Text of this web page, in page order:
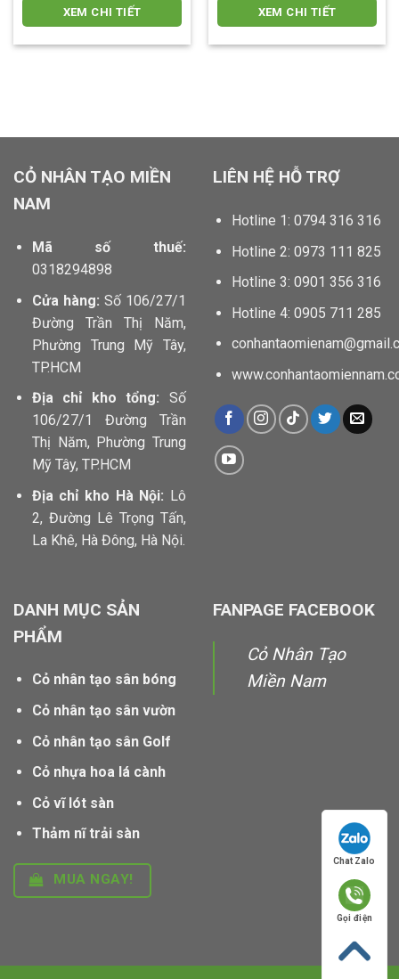
XEM CHI TIẾT XEM CHI TIẾT
CỎ NHÂN TẠO MIỀN
NAM
Mã số thuế:
0318294898
Cửa hàng: Số 106/27/1
Đường Trần Thị Năm,
Phường Trung Mỹ Tây,
TP.HCM
Địa chỉ kho tổng: Số
106/27/1 Đường Trần
Thị Năm, Phường Trung
Mỹ Tây, TP.HCM
Địa chỉ kho Hà Nội: Lô
2, Đường Lê Trọng Tấn,
La Khê, Hà Đông, Hà Nội.
LIÊN HỆ HỖ TRỢ
Hotline 1: 0794 316 316
Hotline 2: 0973 111 825
Hotline 3: 0901 356 316
Hotline 4: 0905 711 285
DANH MỤC SẢN
PHẨM
Cỏ nhân tạo sân bóng
Cỏ nhân tạo sân vườn
Cỏ nhân tạo sân Golf
Cỏ nhựa hoa lá cành
Cỏ vĩ lót sàn
Thảm nĩ trải sàn
MUA NGAY!
FANPAGE FACEBOOK
Cỏ Nhân Tạo
Miền Nam
Chat Zalo
Gọi điện